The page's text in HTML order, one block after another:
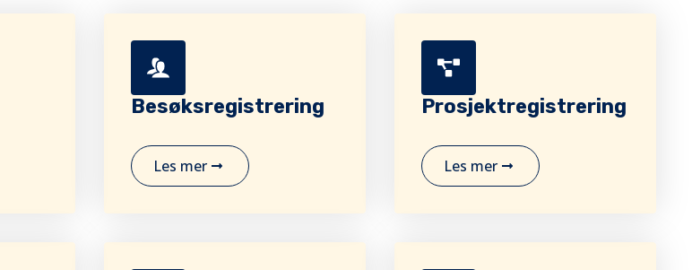
Besøksregistrering
Les mer
Prosjektregistrering
Les mer